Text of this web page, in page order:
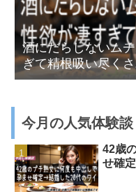
酒にだらしないム
ぎて精根吸い尽く
今月の人気体験談
42歳
せ確